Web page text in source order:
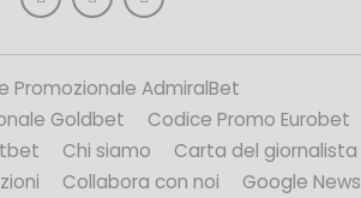
Promozionale AdmiralBet
Goldbet
Codice Promo Eurobet
Chi siamo
Carta del giornalista
Collabora con noi
Google News